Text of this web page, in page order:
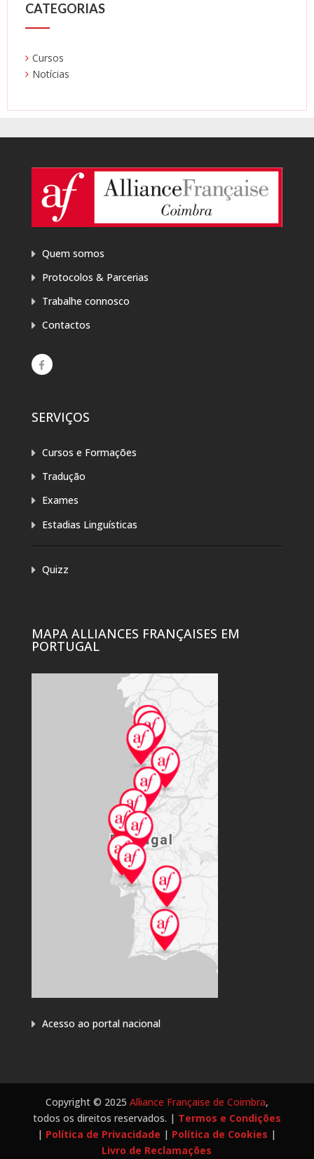
CATEGORIAS
Cursos
Notícias
Quem somos
Protocolos & Parcerias
Trabalhe connosco
Contactos
SERVIÇOS
Cursos e Formações
Tradução
Exames
Estadias Linguísticas
Quizz
MAPA ALLIANCES FRANÇAISES EM
PORTUGAL
Acesso ao portal nacional
Copyright © 2025 Alliance Française de Coimbra,
todos os direitos reservados. | Termos e Condições
| Política de Privacidade | Política de Cookies |
Livro de Reclamações